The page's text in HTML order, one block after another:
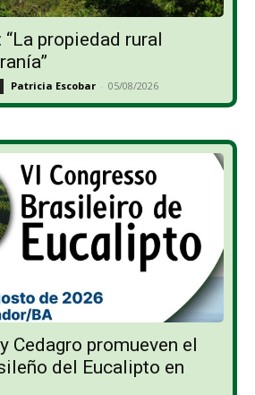
propiedad rural
Patricia Escobar - 05/08/2026
Cedagro promueven el
del Eucalipto en